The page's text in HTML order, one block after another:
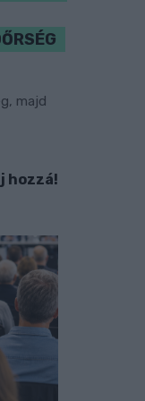
majd
hozzá!